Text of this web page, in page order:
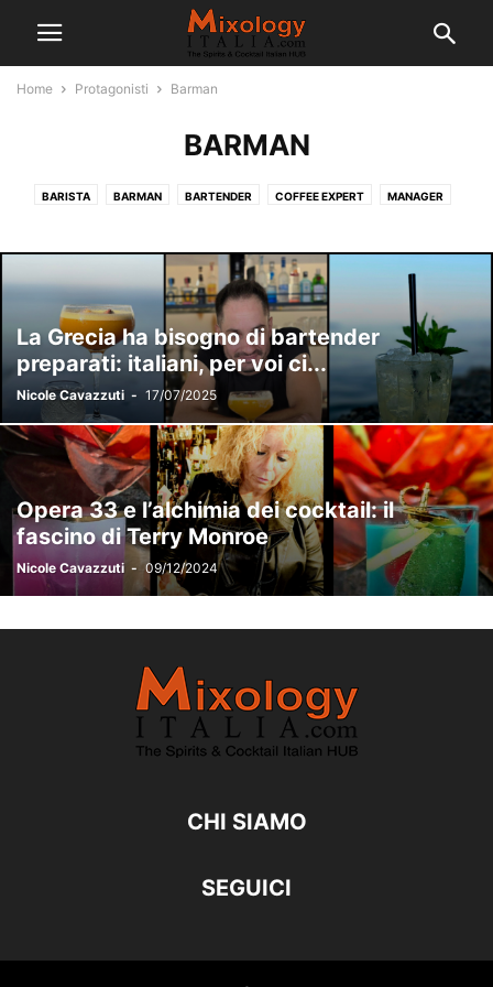
Home Protagonisti Barman
BARMAN
BARISTA BARMAN BARTENDER COFFEE EXPERT MANAGER
La Grecia ha bisogno di bartender
preparati: italiani, per voi ci...
Nicole Cavazzuti - 17/07/2025
Opera 33 e l’alchimia dei cocktail: il
fascino di Terry Monroe
Nicole Cavazzuti - 09/12/2024
CHI SIAMO
SEGUICI